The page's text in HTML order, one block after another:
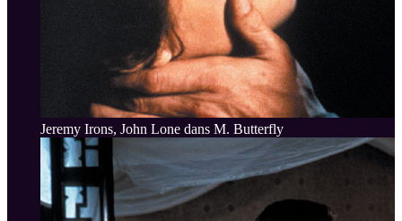
Jeremy Irons, John Lone dans M. Butterfly